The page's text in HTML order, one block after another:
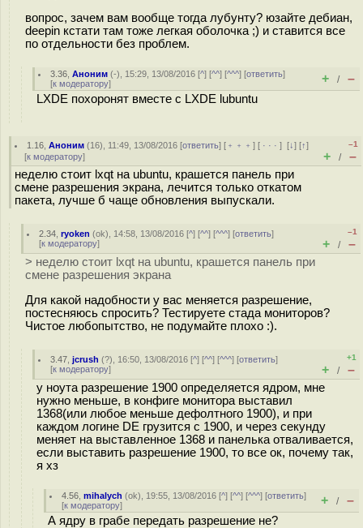
вопрос, зачем вам вообще тогда лубунту? юзайте дебиан,
deepin кстати там тоже легкая оболочка ;) и ставится все
по отдельности без проблем.
3.36 ,Аноним (-), 15:29, 13/08/2016 [^] [^^] [^^^] [ответить]
[к модератору] + / –
LXDE похоронят вместе с LXDE lubuntu
1.16 ,Аноним (16), 11:49, 13/08/2016 [ответить] [ ﹢﹢﹢] [ · · ·][↓] [↑]
[к модератору]
–1
+ / –
неделю стоит lxqt на ubuntu, крашется панель при
смене разрешения экрана, лечится только откатом
пакета, лучше б чаще обновления выпускали.
2.34 ,ryoken (ok), 14:58, 13/08/2016 [^] [^^] [^^^] [ответить]
[к модератору]
–1
+ / –
> неделю стоит lxqt на ubuntu, крашется панель при
смене разрешения экрана
Для какой надобности у вас меняется разрешение,
постесняюсь спросить? Тестируете стада мониторов?
Чистое любопытство, не подумайте плохо :).
3.47 ,jcrush (?), 16:50, 13/08/2016 [^] [^^] [^^^] [ответить]
[к модератору]
+1
+ / –
у ноута разрешение 1900 определяется ядром, мне
нужно меньше, в конфиге монитора выставил
1368(или любое меньше дефолтного 1900), и при
каждом логине DE грузится с 1900, и через секунду
меняет на выставленное 1368 и панелька отваливается,
если выставить разрешение 1900, то все ок, почему так,
я хз
4.56 ,mihalych (ok), 19:55, 13/08/2016 [^] [^^] [^^^] [ответить]
[к модератору] + / –
А ядру в грабе передать разрешение не?